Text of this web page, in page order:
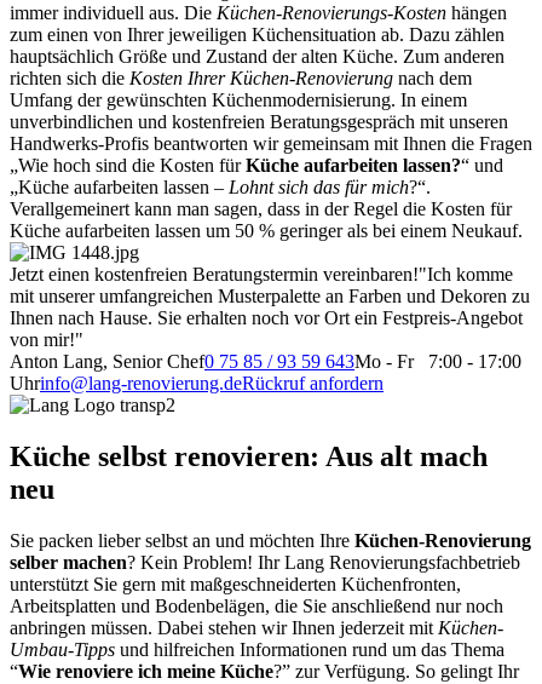
immer individuell aus. Die Küchen-Renovierungs-Kosten hängen
zum einen von Ihrer jeweiligen Küchensituation ab. Dazu zählen
hauptsächlich Größe und Zustand der alten Küche. Zum anderen
richten sich die Kosten Ihrer Küchen-Renovierung nach dem
Umfang der gewünschten Küchenmodernisierung. In einem
unverbindlichen und kostenfreien Beratungsgespräch mit unseren
Handwerks-Profis beantworten wir gemeinsam mit Ihnen die Fragen
„Wie hoch sind die Kosten fürKüche aufarbeiten lassen?“ und
„Küche aufarbeiten lassen – Lohnt sich das für mich?“.
Verallgemeinert kann man sagen, dass in der Regel die Kosten für
Küche aufarbeiten lassen um 50 % geringer als bei einem Neukauf.
Jetzt einen kostenfreien Beratungstermin vereinbaren!"Ich komme
mit unserer umfangreichen Musterpalette an Farben und Dekoren zu
Ihnen nach Hause. Sie erhalten noch vor Ort ein Festpreis-Angebot
von mir!"
Anton Lang, Senior Chef0 75 85 / 93 59 643Mo - Fr 7:00 - 17:00
Uhrinfo@lang-renovierung.deRückruf anfordern
Küche selbst renovieren: Aus alt mach
neu
Sie packen lieber selbst an und möchten Ihre Küchen-Renovierung
selber machen? Kein Problem! Ihr Lang Renovierungsfachbetrieb
unterstützt Sie gern mit maßgeschneiderten Küchenfronten,
Arbeitsplatten und Bodenbelägen, die Sie anschließend nur noch
anbringen müssen. Dabei stehen wir Ihnen jederzeit mit Küchen-
Umbau-Tipps und hilfreichen Informationen rund um das Thema
“Wie renoviere ich meine Küche?” zur Verfügung. So gelingt Ihr